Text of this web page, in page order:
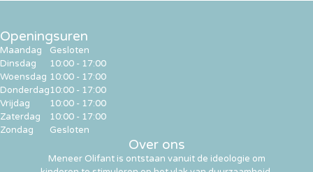
Over ons
Meneer Olifant is ontstaan vanuit de ideologie om
Openingsuren
Maandag
Dinsdag
Woensdag
Donderdag
Vrijdag
Zaterdag
Zondag
Gesloten
10:00 - 17:00
10:00 - 17:00
10:00 - 17:00
10:00 - 17:00
10:00 - 17:00
Gesloten